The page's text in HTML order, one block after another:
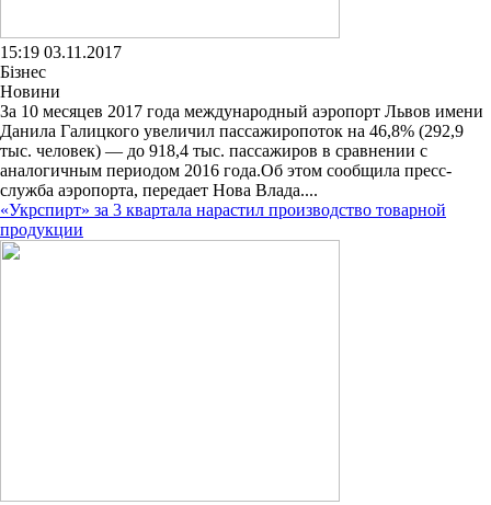
15:19 03.11.2017
Бізнес
Новини
За 10 месяцев 2017 года международный аэропорт Львов имени
Данила Галицкого увеличил пассажиропоток на 46,8% (292,9
тыс. человек) — до 918,4 тыс. пассажиров в сравнении с
аналогичным периодом 2016 года.Об этом сообщила пресс-
служба аэропорта, передает Нова Влада....
«Укрспирт» за 3 квартала нарастил производство товарной
продукции